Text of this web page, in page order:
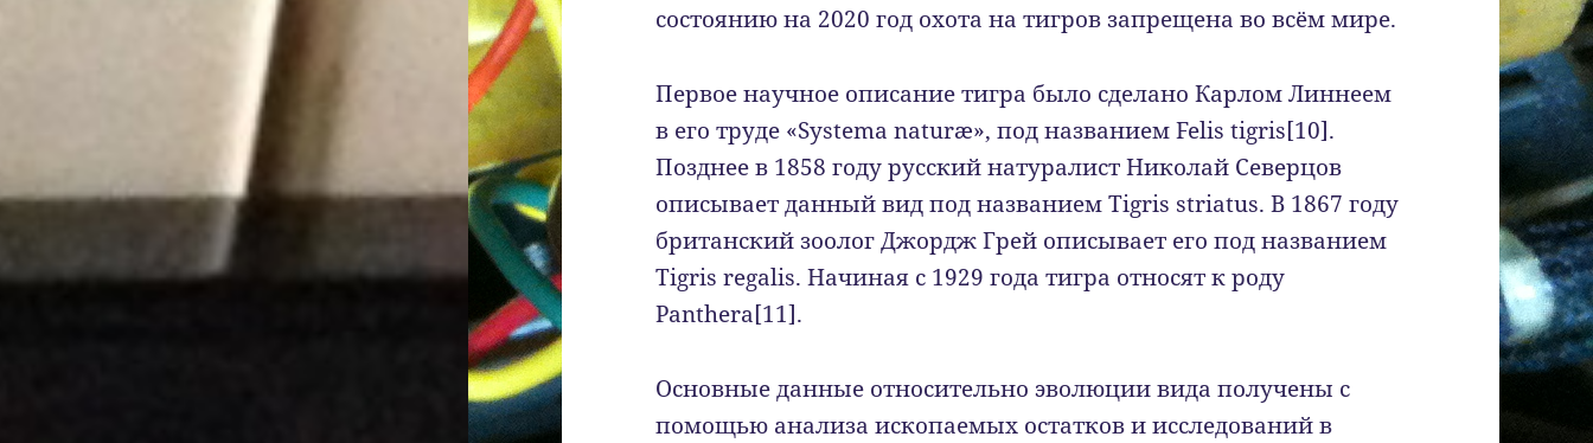
состоянию на 2020 год охота на тигров запрещена во всём мире.
Первое научное описание тигра было сделано Карлом Линнеем
в его труде «Systema naturæ», под названием Felis tigris[10].
Позднее в 1858 году русский натуралист Николай Северцов
описывает данный вид под названием Tigris striatus. В 1867 году
британский зоолог Джордж Грей описывает его под названием
Tigris regalis. Начиная с 1929 года тигра относят к роду
Panthera[11].
Основные данные относительно эволюции вида получены с
помощью анализа ископаемых остатков и исследований в